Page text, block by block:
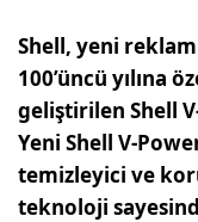
Shell, yeni reklam
100’üncü yılına
geliştirilen Shell
Yeni Shell V-
temizleyici ve
teknoloji